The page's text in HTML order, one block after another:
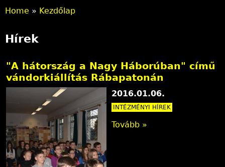
o
u
a
e
h
e
Home » Kezdőlap
Hírek
"A hátország a Nagy Háborúban" című
vándorkiállítás Rábapatonán
2016.01.06.
INTÉZMÉNYI HÍREK
Tovább »